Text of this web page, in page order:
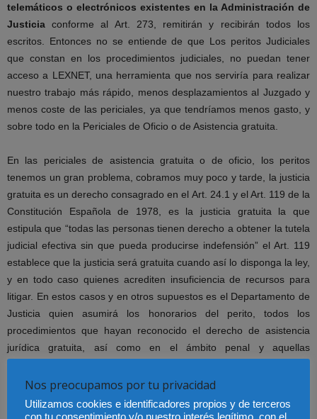
telemáticos o electrónicos existentes en la Administración de
Justicia conforme al Art. 273, remitirán y recibirán todos los
escritos. Entonces no se entiende de que Los peritos Judiciales
que constan en los procedimientos judiciales, no puedan tener
acceso a LEXNET, una herramienta que nos serviría para realizar
nuestro trabajo más rápido, menos desplazamientos al Juzgado y
menos coste de las periciales, ya que tendríamos menos gasto, y
sobre todo en la Periciales de Oficio o de Asistencia gratuita.
En las periciales de asistencia gratuita o de oficio, los peritos
tenemos un gran problema, cobramos muy poco y tarde, la justicia
gratuita es un derecho consagrado en el Art. 24.1 y el Art. 119 de la
Constitución Española de 1978, es la justicia gratuita la que
estipula que “todas las personas tienen derecho a obtener la tutela
judicial efectiva sin que pueda producirse indefensión” el Art. 119
establece que la justicia será gratuita cuando así lo disponga la ley,
y en todo caso quienes acrediten insuficiencia de recursos para
litigar. En estos casos y en otros supuestos es el Departamento de
Justicia quien asumirá los honorarios del perito, todos los
procedimientos que hayan reconocido el derecho de asistencia
jurídica gratuita, así como en el ámbito penal y aquellas
Fiscal, las tablas de los precios de las periciales en justicia gratuita
dependen de cada comunidad, cada comunidad tiene unos
honorarios diferentes, así como sus fechas de pago.
Nos preocupamos por tu privacidad
Utilizamos cookies e identificadores propios y de terceros